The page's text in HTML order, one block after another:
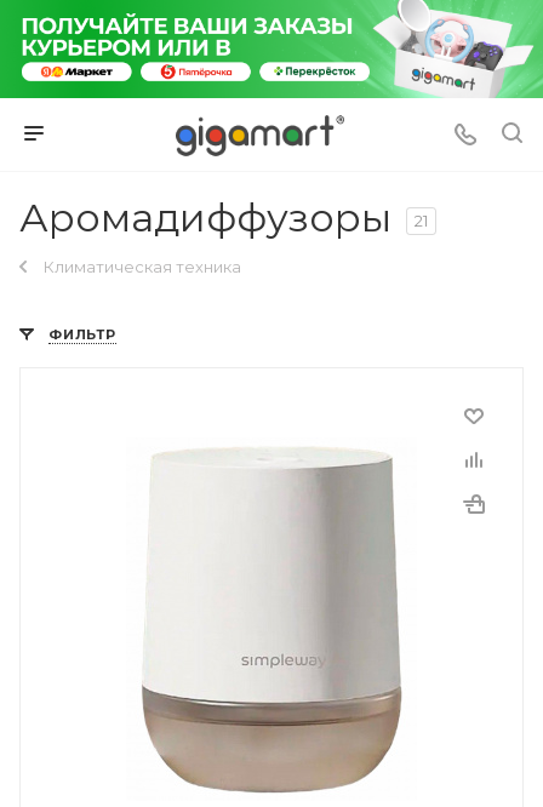
Аромадиффузоры 21
Климатическая техника
ФИЛЬТР